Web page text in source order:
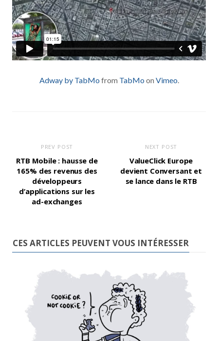
Adway by TabMo from TabMo on Vimeo
PREV POST
RTB Mobile : hausse de
165% des revenus des
développeurs
d’applications sur les
ad-exchanges
NEXT POST
ValueClick Europe
devient Conversant et
se lance dans le RTB
CES ARTICLES PEUVENT VOUS INTÉRESSER